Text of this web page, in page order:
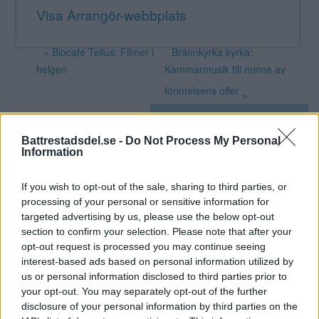
Battrestadsdel.se - Do Not Process My Personal
Information
If you wish to opt-out of the sale, sharing to third parties, or
processing of your personal or sensitive information for
targeted advertising by us, please use the below opt-out
section to confirm your selection. Please note that after your
opt-out request is processed you may continue seeing
interest-based ads based on personal information utilized by
us or personal information disclosed to third parties prior to
your opt-out. You may separately opt-out of the further
disclosure of your personal information by third parties on the
Visa Arrangör-webbplats
« Biocafé Tellus: Filmer i
helgen
Brännkyrka kyrka:
Kammarmusik till minne av
förintelsens offer »
Skapa Evenemang
Annons: